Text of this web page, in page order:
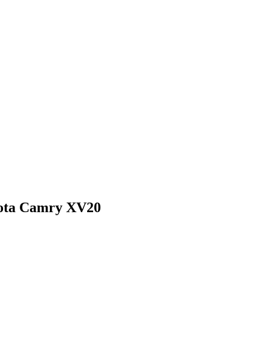
Camry XV20